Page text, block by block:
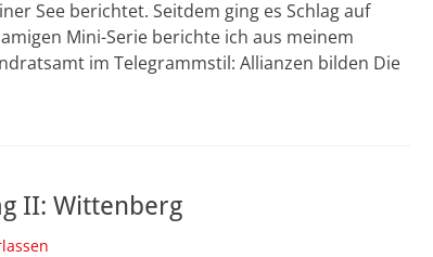
See berichtet. Seitdem ging es Schlag auf
Mini-Serie berichte ich aus meinem
im Telegrammstil: Allianzen bilden Die
II: Wittenberg